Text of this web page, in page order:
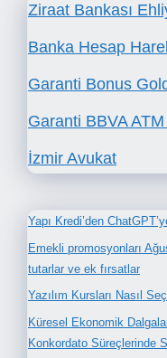
Ziraat Bankası
Banka Hesap
Garanti Bonus
Garanti BBVA
İzmir Avukat
Yapı Kredi’den
Emekli promosyonları
tutarlar ve ek fırsatlar
Yazılım Kursları Nasıl
Küresel Ekonomik
Konkordato Süreçlerinde